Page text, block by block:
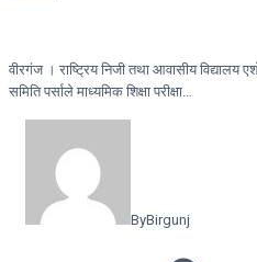
वीरगंज । राष्ट्रिय निजी तथा आवासीय विद्यालय
समिति पर्साले माध्यमिक शिक्षा परीक्षा…
ByBirgunj